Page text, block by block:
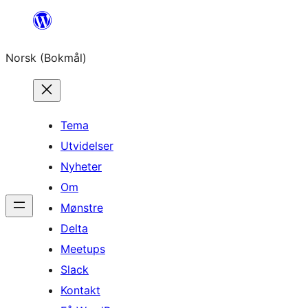
Hopp
innhold
Norsk (Bokmål)
Tema
Utvidelser
Nyheter
Om
Mønstre
Delta
Meetups
Slack
Kontakt